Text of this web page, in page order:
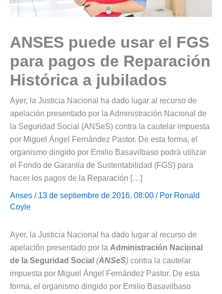
ANSES puede usar el FGS
para pagos de Reparación
Histórica a jubilados
Ayer, la Justicia Nacional ha dado lugar al recurso de
apelación presentado por la Administración Nacional de
la Seguridad Social (ANSeS) contra la cautelar impuesta
por Miguel Ángel Fernández Pastor. De esta forma, el
organismo dirigido por Emilio Basavilbaso podrá utilizar
el Fondo de Garantía de Sustentabilidad (FGS) para
hacer los pagos de la Reparación […]
Anses / 13 de septiembre de 2016, 08:00 / Por Ronald
Coyle
Ayer, la Justicia Nacional ha dado lugar al recurso de
apelación presentado por la Administración Nacional
de la Seguridad Social (ANSeS) contra la cautelar
impuesta por Miguel Ángel Fernández Pastor. De esta
forma, el organismo dirigido por Emilio Basavilbaso